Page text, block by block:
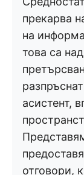
прекарва
на
това са
асистент,
отговори,